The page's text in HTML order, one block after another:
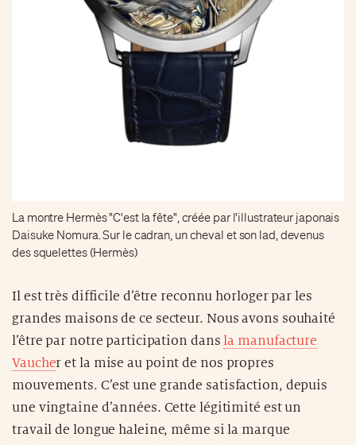
La montre Hermès "C'est la fête", créée par l'illustrateur japonais
Daisuke Nomura. Sur le cadran, un cheval et son lad, devenus
des squelettes (Hermès)
Il est très difficile d’être reconnu horloger par les
grandes maisons de ce secteur. Nous avons souhaité
l’être par notre participation dansla manufacture
Vaucher et la mise au point de nos propres
mouvements. C’est une grande satisfaction, depuis
une vingtaine d’années. Cette légitimité est un
travail de longue haleine, même si la marque